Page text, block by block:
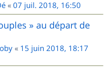
« 07 juil. 2018, 16:50
» au départ de
« 15 juin 2018, 18:17